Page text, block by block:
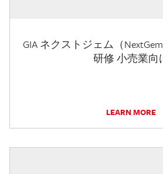
GIA ネクストジェム（
研修 小売業向
LEARN MORE